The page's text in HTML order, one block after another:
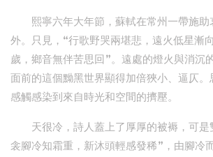
熙寧六年大年節，蘇軾在常州一帶施
外。只見，“行歌野哭兩堪悲，遠火低星漸
歲，鄉音無伴苦思回”。遠處的燈火與消沉
面前的這個黝黑世界顯得加倍狹小、逼仄。
感觸感染到來自時光和空間的擠壓。
天很冷，詩人蓋上了厚厚的被褥，可
衾腳冷知霜重，新沐頭輕感發稀”，由腳冷